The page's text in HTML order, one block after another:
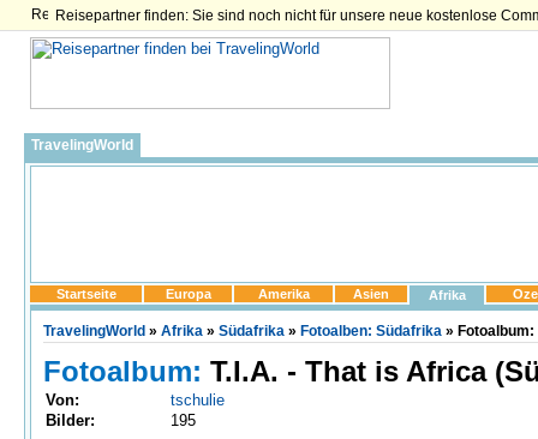
Reisepartner finden: Sie sind noch nicht für unsere neue kostenlose
TravelingWorld
Startseite Europa Amerika Asien Afrika
TravelingWorld » Afrika » Südafrika » Fotoalben: Südafrika » Fotoalbum:
Fotoalbum: T.I.A. - That is Africa
Von:
tschulie
Bilder:
195